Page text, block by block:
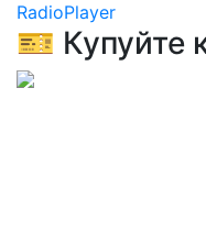
RadioPlayer
🎫 Купуйте